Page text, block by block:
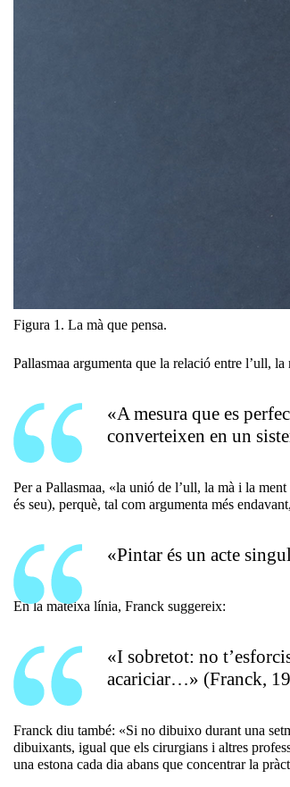
Figura 1. La mà que pensa.
Pallasmaa argumenta que la relació entre l’ull,
«A mesura que es
converteixen en un
Per a Pallasmaa, «la unió de l’ull, la mà i la
és seu), perquè, tal com argumenta més
«Pintar és un acte
En la mateixa línia, Franck suggereix:
«I sobretot: no
acariciar…» (Franck,
Franck diu també: «Si no dibuixo durant una
dibuixants, igual que els cirurgians i altres
una estona cada dia abans que concentrar la